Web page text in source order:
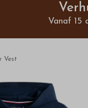
Vanaf 15
Vest